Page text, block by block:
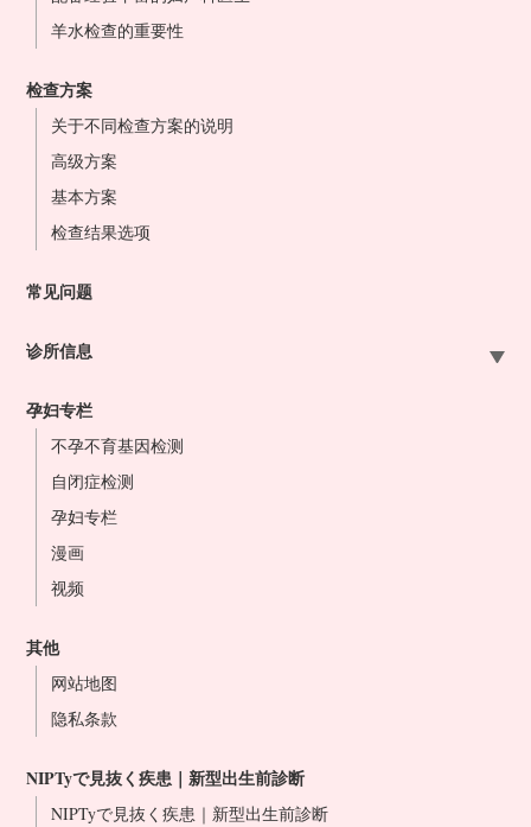
羊水检查的重要性
检查方案
关于不同检查方案的说明
高级方案
基本方案
检查结果选项
常见问题
诊所信息
大宫站前院
东京站前院
横滨站前院
名古屋站前院
大阪站前院
难波心斋桥院
冈山站前院
博多站前院
医生介绍
孕妇专栏
不孕不育基因检测
自闭症检测
孕妇专栏
漫画
视频
其他
网站地图
隐私条款
NIPTyで見抜く疾患｜新型出生前診断
NIPTyで見抜く疾患｜新型出生前診断